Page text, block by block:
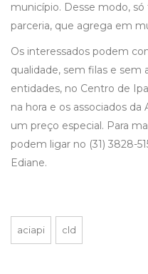
município. Desse modo,
parceria, que agrega em
Os interessados podem
qualidade, sem filas e
entidades, no Centro de
na hora e os associados
um preço especial. Para
podem ligar no (31) 3828-
Ediane.
aciapi cld